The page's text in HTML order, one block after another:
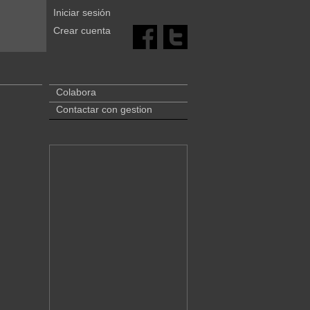
Iniciar sesión
Crear cuenta
Colabora
Contactar con gestion